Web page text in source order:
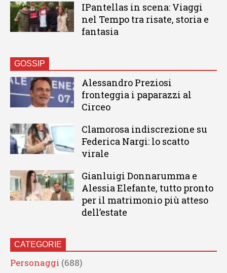
IPantellas in scena: Viaggi
nel Tempo tra risate, storia e
fantasia
GOSSIP
Alessandro Preziosi
fronteggia i paparazzi al
Circeo
Clamorosa indiscrezione su
Federica Nargi: lo scatto
virale
Gianluigi Donnarumma e
Alessia Elefante, tutto pronto
per il matrimonio più atteso
dell’estate
CATEGORIE
Personaggi (688)